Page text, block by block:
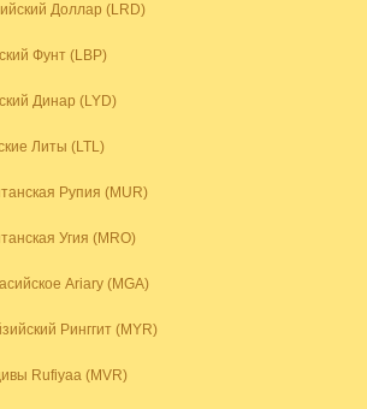
Доллар (LRD)
Фунт (LBP)
Динар (LYD)
Литы (LTL)
Рупия (MUR)
Угия (MRO)
Ariary (MGA)
Ринггит (MYR)
Rufiyaa (MVR)